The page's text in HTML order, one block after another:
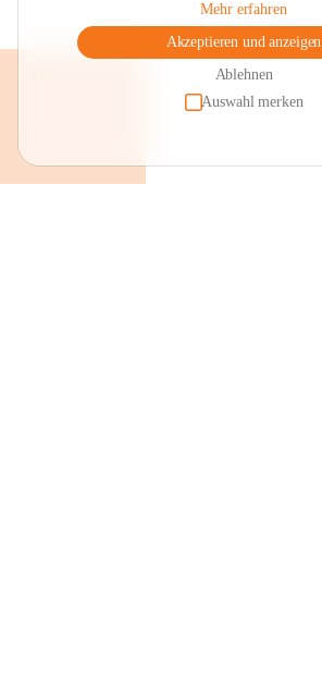
Mehr erfahren
Akzeptieren und anzeigen
Ablehnen
Auswahl merken